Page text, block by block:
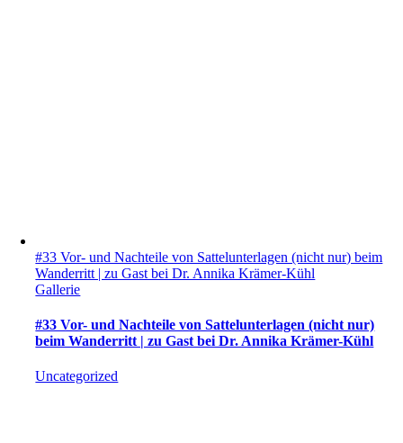
#33 Vor- und Nachteile von Sattelunterlagen (nicht nur) beim
Wanderritt | zu Gast bei Dr. Annika Krämer-Kühl
Gallerie
#33 Vor- und Nachteile von Sattelunterlagen (nicht nur)
beim Wanderritt | zu Gast bei Dr. Annika Krämer-Kühl
Uncategorized